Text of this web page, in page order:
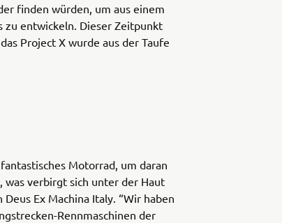
finden würden, um aus einem
entwickeln. Dieser Zeitpunkt
Project X wurde aus der Taufe
Motorrad, um daran
was verbirgt sich unter der Haut
Ex Machina Italy. “Wir haben
Rennmaschinen der